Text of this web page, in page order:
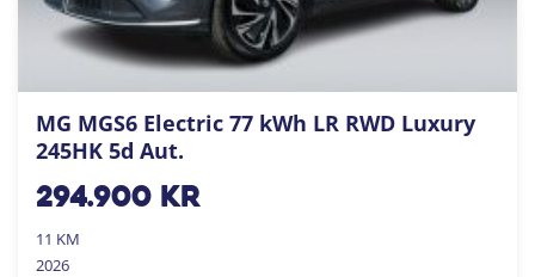
MG MGS6 Electric 77 kWh LR RWD Luxury
245HK 5d Aut.
294.900kr
11 KM
2026